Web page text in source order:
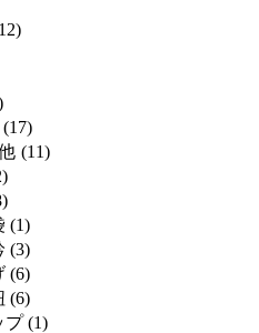
(11)
(1)
(3)
(6)
(6)
プ (1)